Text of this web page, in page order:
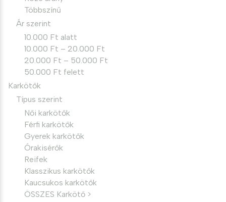
Többszínű
Ár szerint
10.000 Ft alatt
10.000 Ft – 20.000 Ft
20.000 Ft – 50.000 Ft
50.000 Ft felett
Karkötők
Típus szerint
Női karkötők
Férfi karkötők
Gyerek karkötők
Órakisérők
Reifek
Klasszikus karkötők
Kaucsukos karkötők
ÖSSZES Karkötő >